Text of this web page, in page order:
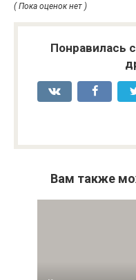
( Пока оценок нет )
Понравилась
Вам также